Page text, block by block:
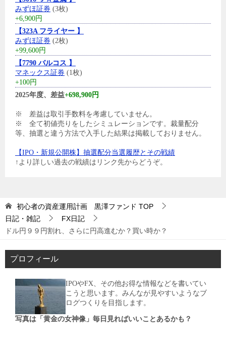
みずほ証券 (3枚)
+6,900円
【323A フライヤー 】
みずほ証券 (2枚)
+99,600円
【7790 バルコス 】
マネックス証券 (1枚)
+100円
2025年度、差益+698,900円
※ 差益は取引手数料を考慮していません。
※ 全て初値売りをしたシミュレーションです。裁量配分
等、抽選と違う方法で入手した結果は掲載しておりません。
【IPO・新規公開株】抽選配分当選履歴とその戦績
↑より詳しい過去の戦績はリンク先からどうぞ。
初心者の資産運用計画 黒澤ファンド TOP
日記・雑記
FX日記
ドル円９９円割れ、さらに円高進むか？買い時か？
プロフィール
IPOやFX、その他お得な情報などを書いてい
こうと思います。みんなが見やすいようなブ
ログつくりを目指します。
写真は「黄金の女神像」毎日見ればいいことあるかも？